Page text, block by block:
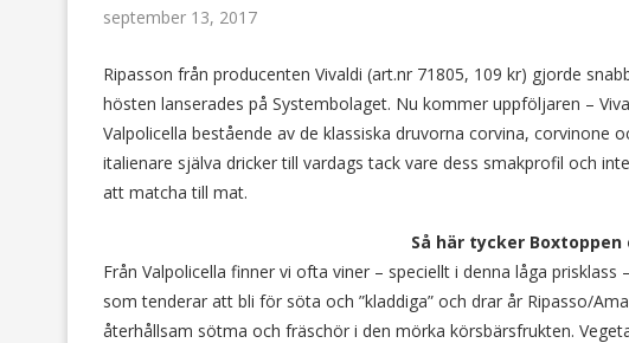
september 13, 2017
Ripasson från producenten Vivaldi (art.nr 71805, 109 kr) gjorde
hösten lanserades på Systembolaget. Nu kommer uppföljaren –
Valpolicella bestående av de klassiska druvorna corvina, corvinone
italienare själva dricker till vardags tack vare dess smakprofil och
att matcha till mat.
Så här tycker Boxtoppen
Från Valpolicella finner vi ofta viner – speciellt i denna låga
som tenderar att bli för söta och ”kladdiga” och drar år Ripasso/
återhållsam sötma och fräschör i den mörka körsbärsfrukten.